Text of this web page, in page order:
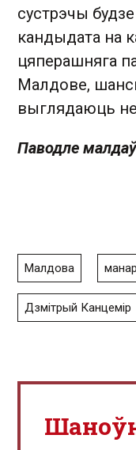
сустрэчы
кандыдата на
цяперашняга
Малдове,
выглядаюць не
Паводле
Малдова
Дзмітрый Канцемір